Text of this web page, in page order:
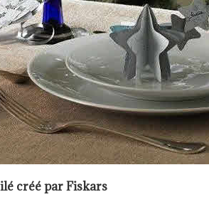
créé par Fiskars